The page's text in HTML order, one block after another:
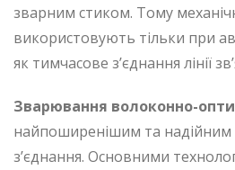
зварним стиком. Тому
використовують тільки при
як тимчасове з’єднання лінії
Зварювання волоконно-
найпоширенішим та
з’єднання. Основними